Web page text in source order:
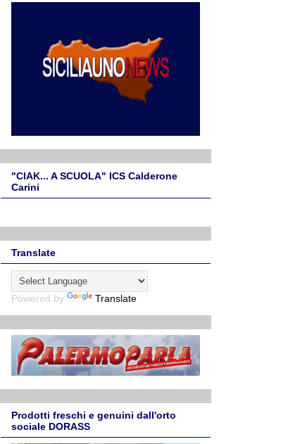
"CIAK... A SCUOLA" ICS Calderone
Carini
Translate
Powered by Translate
Prodotti freschi e genuini dall'orto
sociale DORASS